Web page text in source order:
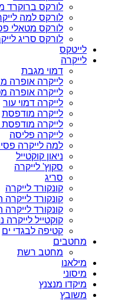
לורקס ברוקרד
לורקס למה
לורקס מטאלי
לורקס סריג
לייטקס
לייקרה
דמוי מגבת
לייקרה אופרה
לייקרה אופרה
לייקרה דמוי עור
לייקרה מודפסת
לייקרה מודפסת -
לייקרה פליסה
למה לייקרה
ניאון קוקטייל
סקוץ' לייקרה
סריג
קונקורד לייקרה
קונקורד לייקרה
קונקורד
קוקטייל לייקרה
קטיפה לבגדי ים
מחטבים
מחטב רשת
מילאנו
מיסוני
מיקדו מנצנץ
משובץ